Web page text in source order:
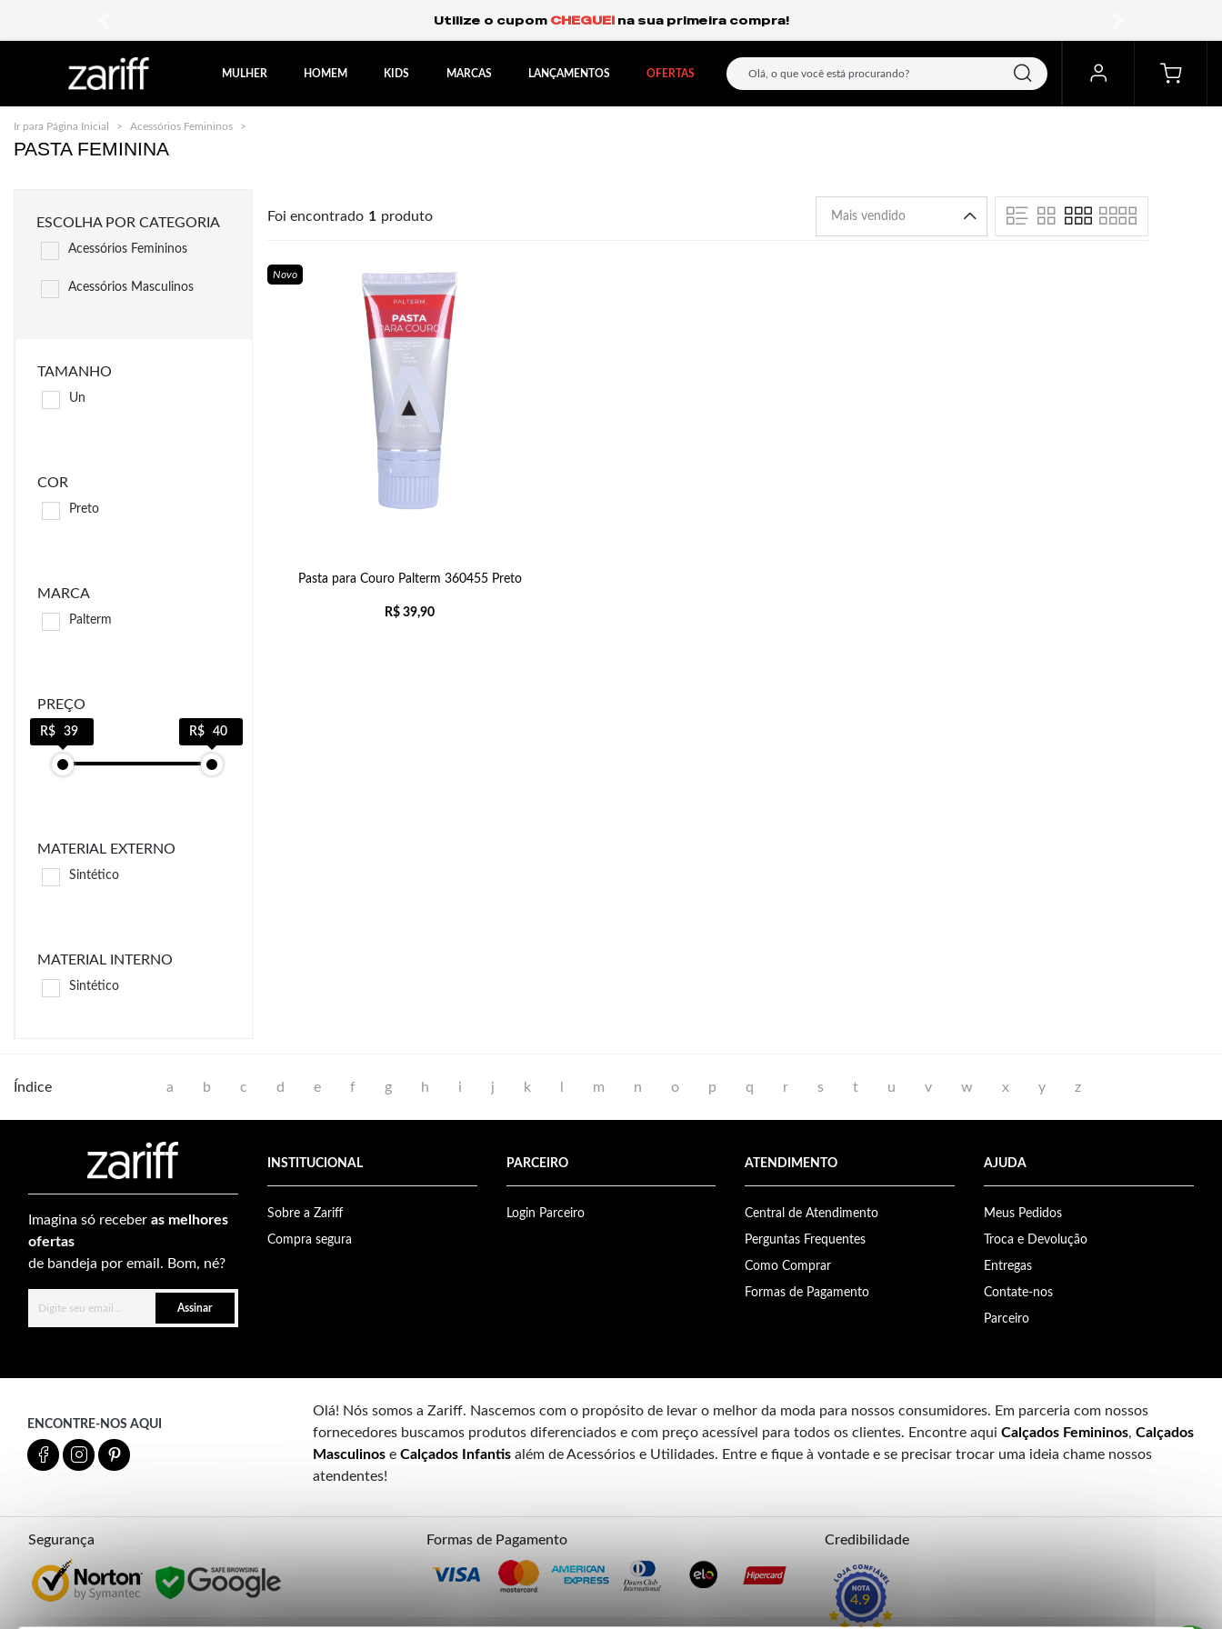
Utilize o cupom CHEGUEIna sua primeira compra!
MULHER HOMEM KIDS MARCAS LANÇAMENTOS OFERTAS
Ir para Página Inicial Acessórios Femininos
PASTA FEMININA
ESCOLHA POR CATEGORIA
Acessórios Femininos
Acessórios Masculinos
TAMANHO
Un
COR
Preto
MARCA
Palterm
PREÇO
39 40
MATERIAL EXTERNO
Sintético
MATERIAL INTERNO
Sintético
Foi encontrado 1 produto
Novo
Pasta para Couro Palterm 360455 Preto
R$ 39,90
Índice a b c d e f g h i j k m n o p q r s t u v w x y z
Imagina só receber as melhores
ofertas
de bandeja por email. Bom, né?
Assinar
INSTITUCIONAL
Sobre a Zariff
Compra segura
PARCEIRO
Login Parceiro
ATENDIMENTO
Central de Atendimento
Perguntas Frequentes
Como Comprar
Formas de Pagamento
AJUDA
Meus Pedidos
Troca e Devolução
Entregas
Contate-nos
Parceiro
ENCONTRE-NOS AQUI
Olá! Nós somos a Zariff. Nascemos com o propósito de levar o melhor da moda para nossos consumidores. Em parceria com nossos
fornecedores buscamos produtos diferenciados e com preço acessível para todos os clientes. Encontre aqui Calçados Femininos, Calçados
Masculinose Calçados Infantisalém de Acessórios e Utilidades. Entre e fique à vontade e se precisar trocar uma ideia chame nossos
atendentes!
Segurança Formas de Pagamento Credibilidade
4.9